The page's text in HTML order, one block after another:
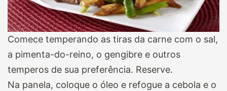
Comece temperando as tiras da carne com o sal,
a pimenta-do-reino, o gengibre e outros
temperos de sua preferência. Reserve.
Na panela, coloque o óleo e refogue a cebola e o